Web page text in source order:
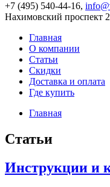
+7 (495) 540-44-16,
Нахимовский проспект
Главная
О компании
Статьи
Скидки
Доставка и оплата
Где купить
Главная
Статьи
Инструкции и